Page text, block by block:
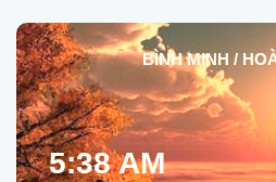
BÌNH MINH /
5:38 AM